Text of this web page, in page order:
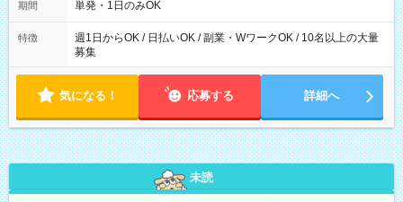
期間 単発・1日のみOK
特徴
週1日からOK / 日払いOK / 副業・WワークOK / 10名以上の大量
募集
気になる！ 応募する 詳細へ
未読